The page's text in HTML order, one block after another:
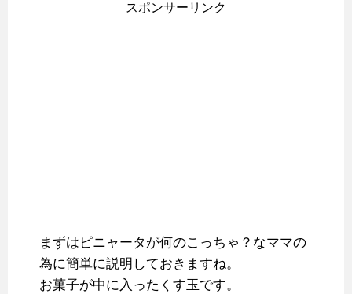
スポンサーリンク
まずはピニャータが何のこっちゃ？なママの
為に簡単に説明しておきますね。
お菓子が中に入ったくす玉です。